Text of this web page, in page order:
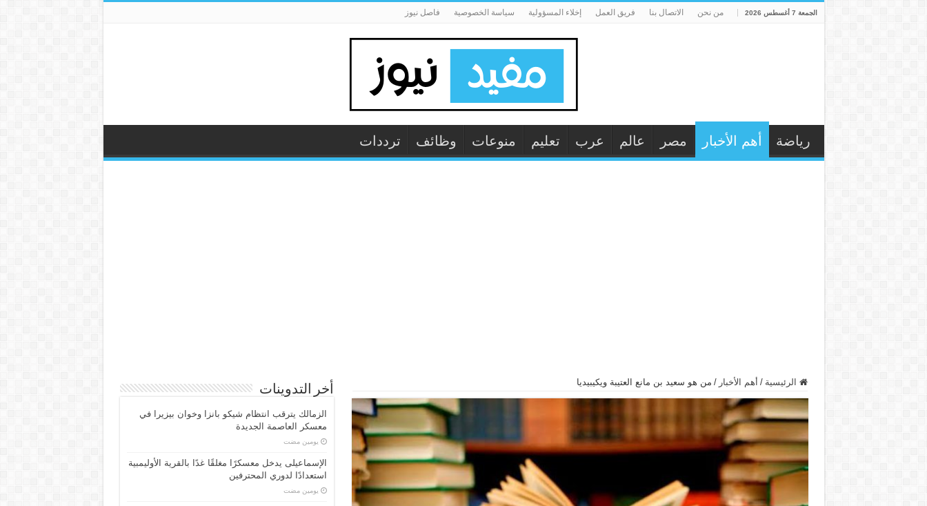
الجمعة 7 أغسطس 2026 من نحن الاتصال بنا فريق العمل إخلاء المسؤولية سياسة الخصوصية فاصل نيوز
رياضة أهم الأخبار مصر عالم عرب تعليم منوعات وظائف ترددات
الرئيسية / أهم الأخبار / من هو سعيد بن مانع العتيبة ويكيبيديا
أخر التدوينات
الزمالك يترقب انتظام شيكو بانزا وخوان بيزيرا في
معسكر العاصمة الجديدة
‏يومين مضت
الإسماعیلی یدخل معسكرًا مغلقًا غدًا بالقرية الأوليمبية
استعدادًا لدوري المحترفين
‏يومين مضت